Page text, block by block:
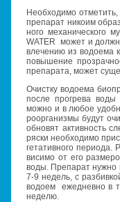
Необ­хо­ди­мо
пре­па­рат ни­ко­им
но­го ме­ха­ни­че­ско­го
WATER может и
вле­че­нию из во­до­е­ма
по­вы­ше­ние
пре­па­ра­та, может
Очист­ку во­до­е­ма
после про­гре­ва
можно и в любое
ро­ор­га­низ­мы будут
об­но­вят ак­тив­ность
ряски необ­хо­ди­мо
ге­та­тив­но­го пе­ри­о­да.
ви­си­мо от его
воды. Пре­па­рат нужно
7-9 недель, с
во­до­ем еже­днев­но в
неде­лю.